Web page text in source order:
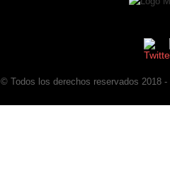
© Todos los derechos reservados 2018 -